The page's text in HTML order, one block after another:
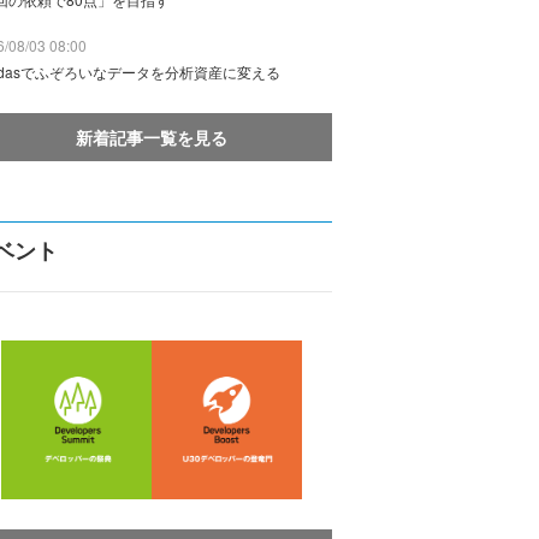
08/03 08:00
でふぞろいなデータを分析資産に変える
新着記事一覧を見る
ント